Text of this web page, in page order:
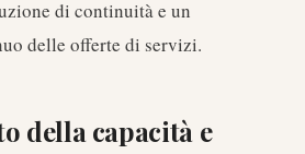
di continuità e un
delle offerte di servizi.
della capacità e